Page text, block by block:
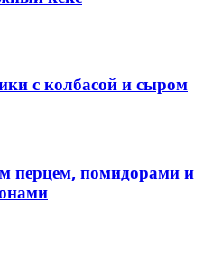
с колбасой и сыром
перцем, помидорами и